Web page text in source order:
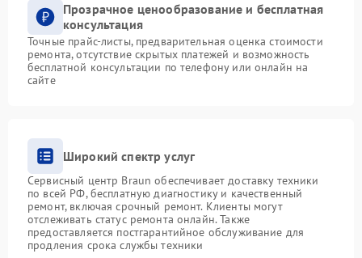
Прозрачное ценообразование и бесплатная
консультация
Точные прайс-листы, предварительная оценка стоимости
ремонта, отсутствие скрытых платежей и возможность
бесплатной консультации по телефону или онлайн на
сайте
Широкий спектр услуг
Сервисный центр Braun обеспечивает доставку техники
по всей РФ, бесплатную диагностику и качественный
ремонт, включая срочный ремонт. Клиенты могут
отслеживать статус ремонта онлайн. Также
предоставляется постгарантийное обслуживание для
продления срока службы техники